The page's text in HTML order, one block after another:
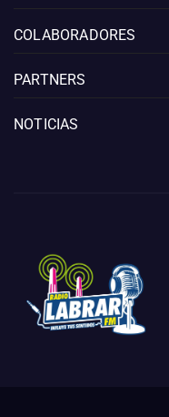
COLABORADORES
PARTNERS
NOTICIAS